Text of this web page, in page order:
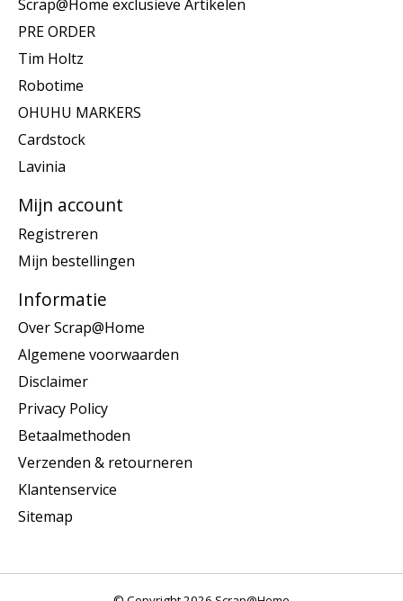
Scrap@Home exclusieve Artikelen
PRE ORDER
Tim Holtz
Robotime
OHUHU MARKERS
Cardstock
Lavinia
Mijn account
Registreren
Mijn bestellingen
Informatie
Over Scrap@Home
Algemene voorwaarden
Disclaimer
Privacy Policy
Betaalmethoden
Verzenden & retourneren
Klantenservice
Sitemap